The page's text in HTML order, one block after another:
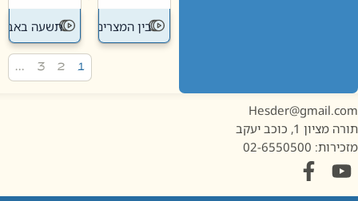
בין המצרים תשעה באב
1, כוכב יעקב
02-6550500